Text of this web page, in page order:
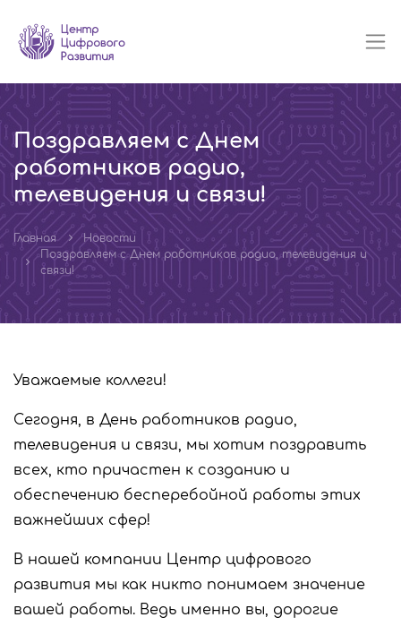
Поздравляем с Днем
работников радио,
телевидения и связи!
Главная
Новости
Поздравляем с Днем работников радио, телевидения и
связи!
Уважаемые коллеги!
Сегодня, в День работников радио,
телевидения и связи, мы хотим поздравить
всех, кто причастен к созданию и
обеспечению бесперебойной работы этих
важнейших сфер!
В нашей компании Центр цифрового
развития мы как никто понимаем значение
вашей работы. Ведь именно вы, дорогие